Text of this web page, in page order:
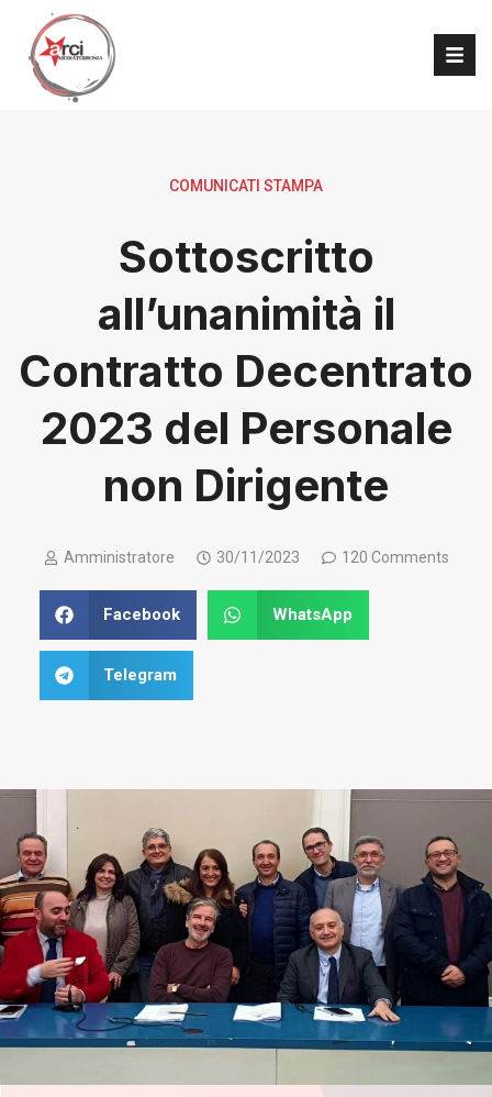
COMUNICATI STAMPA
Sottoscritto
all’unanimità il
Contratto Decentrato
2023 del Personale
non Dirigente
Amministratore 30/11/2023 120 Comments
Facebook WhatsApp
Telegram